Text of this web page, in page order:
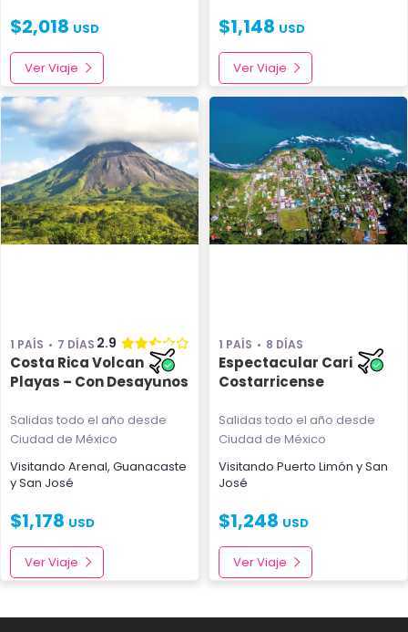
$2,018 USD
Ver Viaje
$1,148 USD
Ver Viaje
1 PAÍS 7 DÍAS 2.9
Costa Rica Volcanes y
Playas – Con Desayunos
Salidas todo el año desde
Ciudad de México
Visitando Arenal, Guanacaste
ySan José
$1,178 USD
Ver Viaje
1 PAÍS 8 DÍAS
Espectacular Caribe
Costarricense
Salidas todo el año desde
Ciudad de México
Visitando Puerto Limón ySan
José
$1,248 USD
Ver Viaje